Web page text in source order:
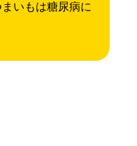
いもは糖尿病に